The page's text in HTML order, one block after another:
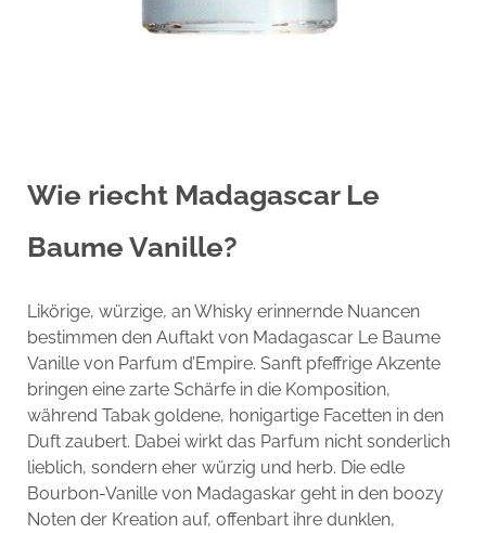
Wie riecht Madagascar Le
Baume Vanille?
Likörige, würzige, an Whisky erinnernde Nuancen
bestimmen den Auftakt von Madagascar Le Baume
Vanille von Parfum d’Empire. Sanft pfeffrige Akzente
bringen eine zarte Schärfe in die Komposition,
während Tabak goldene, honigartige Facetten in den
Duft zaubert. Dabei wirkt das Parfum nicht sonderlich
lieblich, sondern eher würzig und herb. Die edle
Bourbon-Vanille von Madagaskar geht in den boozy
Noten der Kreation auf, offenbart ihre dunklen,